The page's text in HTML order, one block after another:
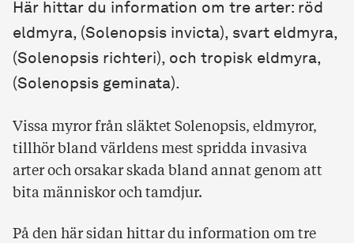
Här hittar du information om tre arter: röd
eldmyra, (Solenopsis invicta), svart eldmyra,
(Solenopsis richteri), och tropisk eldmyra,
(Solenopsis geminata).
Vissa myror från släktet Solenopsis, eldmyror,
tillhör bland världens mest spridda invasiva
arter och orsakar skada bland annat genom att
bita människor och tamdjur.
På den här sidan hittar du information om tre